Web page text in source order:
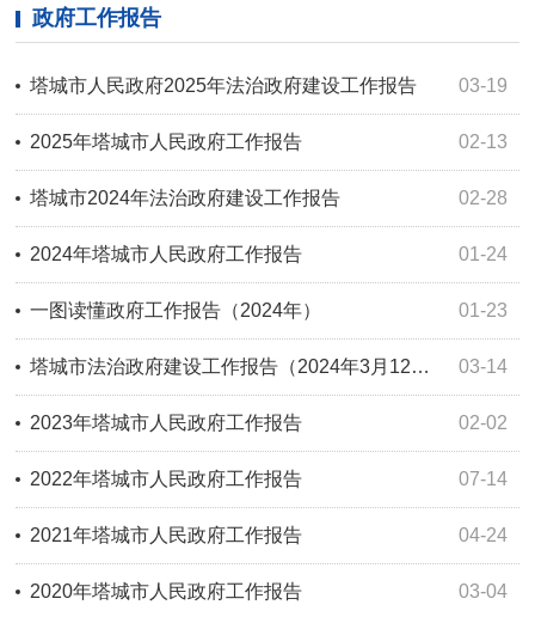
政府工作报告
03-19
塔城市人民政府2025年法治政府建设工作报告
02-13
2025年塔城市人民政府工作报告
02-28
塔城市2024年法治政府建设工作报告
01-24
2024年塔城市人民政府工作报告
01-23
一图读懂政府工作报告（2024年）
03-14
塔城市法治政府建设工作报告（2024年3月12日）
02-02
2023年塔城市人民政府工作报告
07-14
2022年塔城市人民政府工作报告
04-24
2021年塔城市人民政府工作报告
03-04
2020年塔城市人民政府工作报告